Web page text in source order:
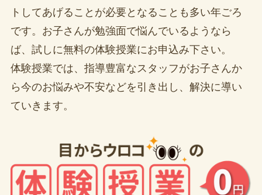
トしてあげることが必要となることも多い年ごろ
です。お子さんが勉強面で悩んでいるようなら
ば、試しに無料の体験授業にお申込み下さい。
体験授業では、指導豊富なスタッフがお子さんか
ら今のお悩みや不安などを引き出し、解決に導い
ていきます。